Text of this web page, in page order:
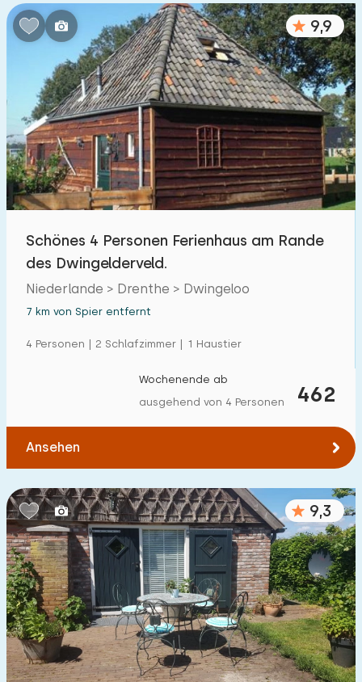
9,9
Schönes 4 Personen Ferienhaus am Rande
des Dwingelderveld.
Niederlande > Drenthe > Dwingeloo
7 km von Spier entfernt
4 Personen | 2 Schlafzimmer | 1 Haustier
462
Wochenende ab
ausgehend von 4 Personen
Ansehen
9,3